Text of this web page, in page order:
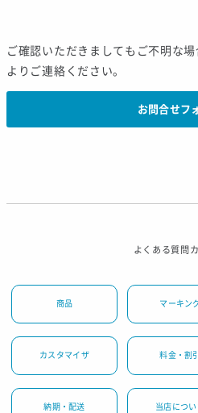
ご確認いただきましてもご不明な
よりご連絡ください。
お問合せフ
よくある質問
商品 マーキン
カスタマイザ 料金・割引
納期・配送 当店につい